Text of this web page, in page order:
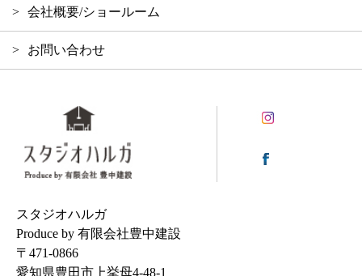
会社概要/ショールーム
お問い合わせ
スタジオハルガ
Produce by 有限会社豊中建設
〒471-0866
愛知県豊田市上挙母4-48-1